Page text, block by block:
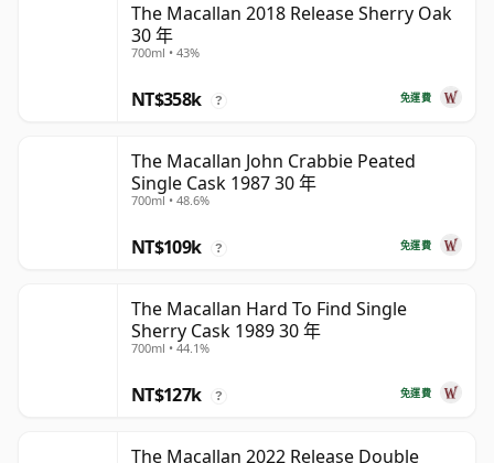
The Macallan 2018 Release Sherry Oak
30 年
700ml • 43%
免運費
NT$358k ?
The Macallan John Crabbie Peated
Single Cask 1987 30 年
700ml • 48.6%
免運費
NT$109k ?
The Macallan Hard To Find Single
Sherry Cask 1989 30 年
700ml • 44.1%
免運費
NT$127k ?
The Macallan 2022 Release Double